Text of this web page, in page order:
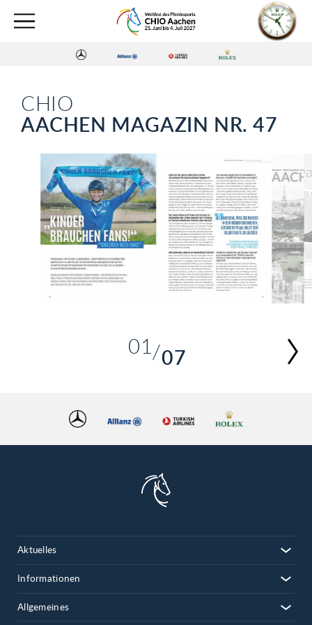
CHIO
AACHEN MAGAZIN NR. 47
01
05
06
07
07
Aktuelles
Informationen
Allgemeines